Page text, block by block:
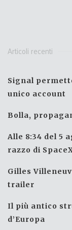
Articoli recenti
Signal
unico account
Bolla,
Alle 8:34 del 5
razzo di
Gilles
trailer
Il più antico
d’Europa